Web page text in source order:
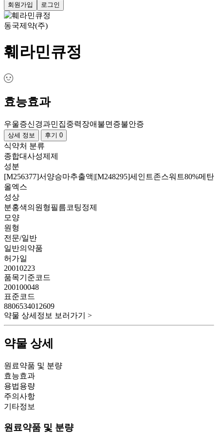
회원가입 로그인
동국제약(주)
훼라민큐정
효능효과
우울증신경과민집중력장애 불면증불안증
상세 정보 후기 0
식약처 분류
종합대사성제제
성분
[M256377]서양승마추출액|[M248295]세인트존스워트80%메탄
올엑스
성상
분홍색의원형필름코팅정제
모양
원형
전문/일반
일반의약품
허가일
20010223
품목기준코드
200100048
표준코드
8806534012609
약물 상세정보 보러가기 >
약물 상세
원료약품 및 분량
효능효과
용법용량
주의사항
기타정보
원료약품 및 분량